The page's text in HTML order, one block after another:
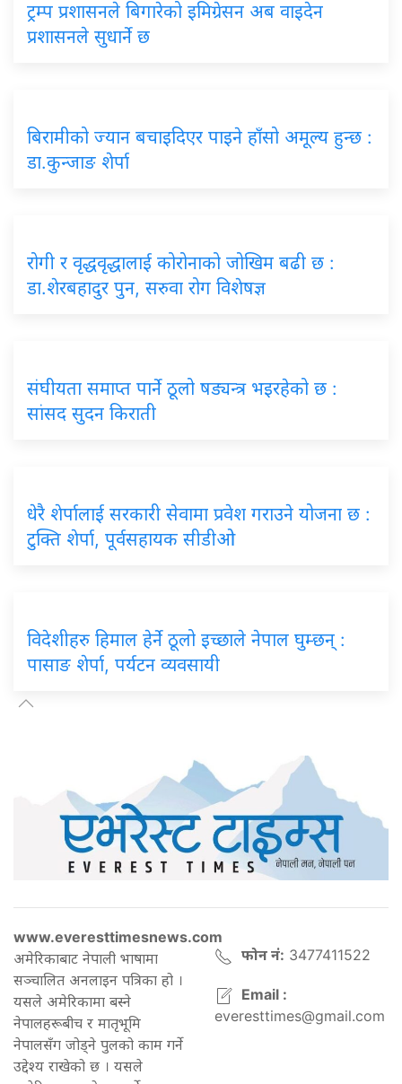
ट्रम्प प्रशासनले बिगारेको इमिग्रेसन अब वाइदेन
प्रशासनले सुधार्ने छ
बिरामीको ज्यान बचाइदिएर पाइने हाँसो अमूल्य हुन्छ :
डा.कुन्जाङ शेर्पा
रोगी र वृद्धवृद्धालाई कोरोनाको जोखिम बढी छ :
डा.शेरबहादुर पुन, सरुवा रोग विशेषज्ञ
संघीयता समाप्त पार्ने ठूलो षड्यन्त्र भइरहेको छ :
सांसद सुदन किराती
धेरै शेर्पालाई सरकारी सेवामा प्रवेश गराउने योजना छ :
टुक्ति शेर्पा, पूर्वसहायक सीडीओ
विदेशीहरु हिमाल हेर्ने ठूलो इच्छाले नेपाल घुम्छन् :
पासाङ शेर्पा, पर्यटन व्यवसायी
www.everesttimesnews.com
अमेरिकाबाट नेपाली भाषामा
सञ्चालित अनलाइन पत्रिका हो ।
यसले अमेरिकामा बस्ने
नेपालहरूबीच र मातृभूमि
नेपालसँग जोड्ने पुलको काम गर्ने
उद्देश्य राखेको छ । यसले
फोन नं: 3477411522
Email :
everesttimes@gmail.com